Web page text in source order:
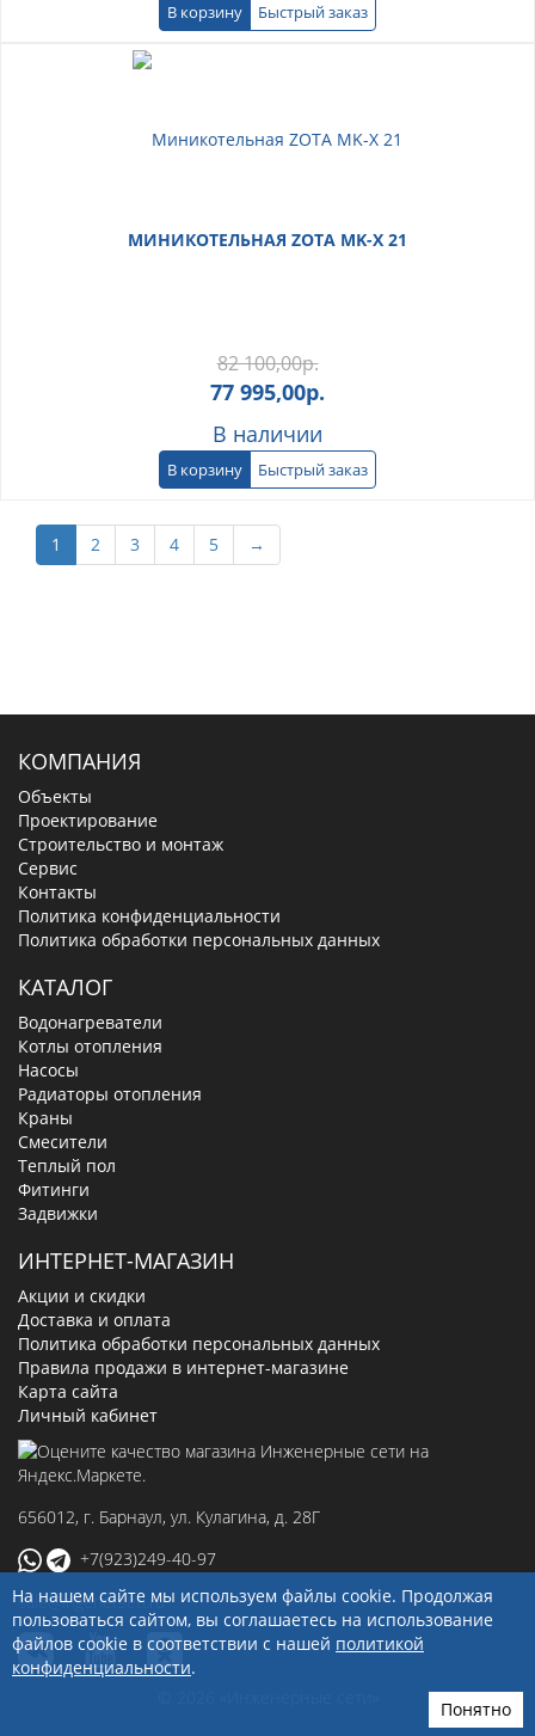
В корзину Быстрый заказ
МИНИКОТЕЛЬНАЯ ZOTA MK-X 21
82 100,00р.
77 995,00р.
В наличии
В корзину Быстрый заказ
1 2 3 4 5 →
КОМПАНИЯ
Объекты
Проектирование
Строительство и монтаж
Сервис
Контакты
Политика конфиденциальности
Политика обработки персональных данных
КАТАЛОГ
Водонагреватели
Котлы отопления
Насосы
Радиаторы отопления
Краны
Смесители
Теплый пол
Фитинги
Задвижки
ИНТЕРНЕТ-МАГАЗИН
Акции и скидки
Доставка и оплата
Политика обработки персональных данных
Правила продажи в интернет-магазине
Карта сайта
Личный кабинет
656012, г. Барнаул, ул. Кулагина, д. 28Г
+7(923)249-40-97
sale@ingenerseti.ru
На нашем сайте мы используем файлы cookie. Продолжая
пользоваться сайтом, вы соглашаетесь на использование
файлов cookie в соответствии с нашей политикой
конфиденциальности.
Понятно